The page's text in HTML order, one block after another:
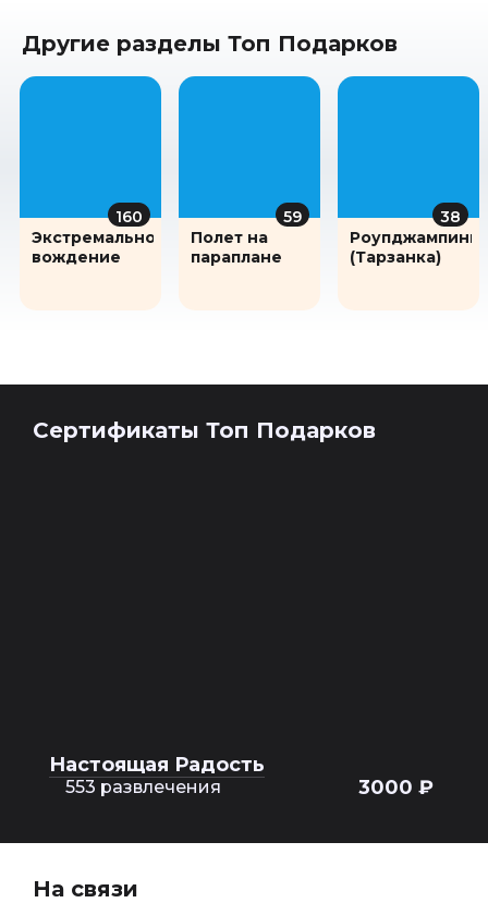
Другие разделы Топ Подарков
160
Экстремальное
вождение
59
Полет на
параплане
38
Роупджампинг
(Тарзанка)
Сертификаты Топ Подарков
Настоящая Радость
553 развлечения 3000 ₽
На связи